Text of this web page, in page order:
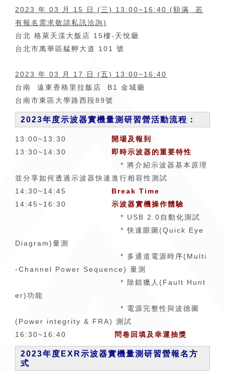
2023 年 03 月 15 日 (三) 13:00~16:40 (額滿, 若
有報名需求敬請私訊洽詢)
台北 格萊天漾大飯店 15樓-天悅廳
台北市萬華區艋舺大道 101 號
2023 年 03 月 17 日 (五) 13:00~16:40
台南 遠東香格里拉飯店 B1 金城廳
台南市東區大學路西段89號
2023年度示波器實機量測研習營活動流程：
13:00~13:30
開場及報到
13:30~14:30 即時示波器的重要特性
* 將介紹示波器基本原理
並分享如何透過示波器快速進行相容性測試
14:30~14:45 Break Time
14:45~16:30 示波器實機操作體驗
* USB 2.0自動化測試
* 快速眼圖(Quick Eye
Diagram)量測
* 多通道電源時序(Multi
-Channel Power Sequence) 量測
* 除錯獵人(Fault Hunt
er)功能
* 電源完整性與波德圖
(Power integrity & FRA) 測試
16:30~16:40
問卷回填及幸運抽獎
2023年度EXR示波器實機量測研習營報名方
式